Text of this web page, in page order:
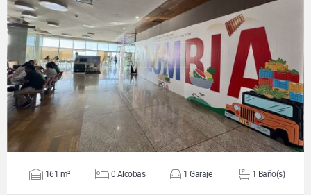
VER DETALLES
161 m² 0 Alcobas 1 Garaje 1 Baño(s)